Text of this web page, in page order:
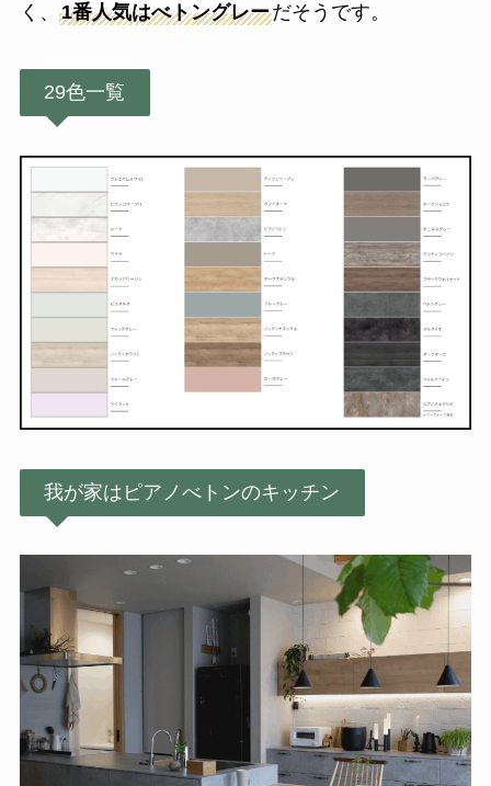
く、 1番人気はべトングレーだそうです。
29色一覧
我が家はピアノべトンのキッチン